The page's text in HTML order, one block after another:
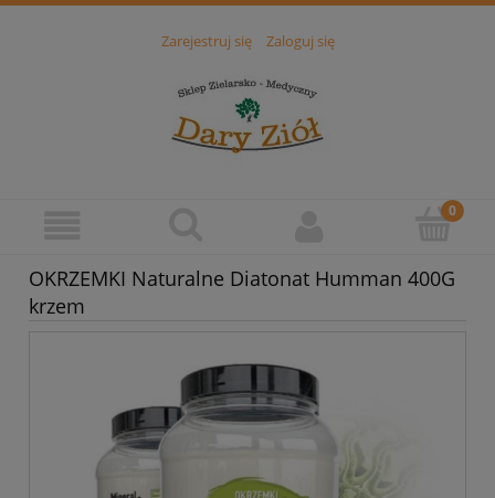
Zarejestruj się Zaloguj się
OKRZEMKI Naturalne Diatonat Humman 400G
krzem